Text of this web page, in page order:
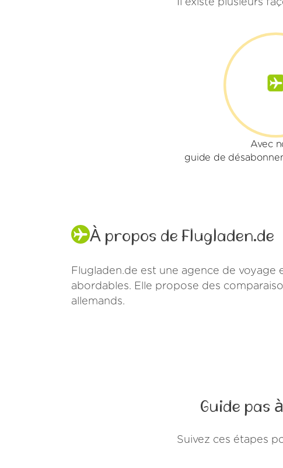
Il existe plusieurs
Avec
guide de
À propos de Flugladen.de
Flugladen.de est une agence de voyage
abordables. Elle propose des
allemands.
Guide pas
Suivez ces étapes